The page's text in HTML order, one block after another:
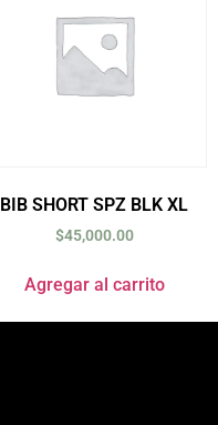
BIB SHORT SPZ BLK XL
$45,000.00
Agregar al carrito